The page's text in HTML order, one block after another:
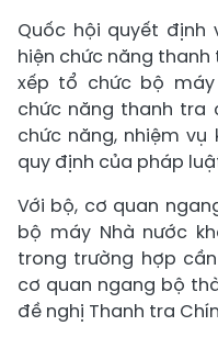
Quốc hội quyết
hiện chức năng thanh
xếp tổ chức bộ máy
chức năng thanh tra
chức năng, nhiệm
quy định của pháp
Với bộ, cơ quan
bộ máy Nhà nước
trong trường hợp
cơ quan ngang bộ
đề nghị Thanh tra